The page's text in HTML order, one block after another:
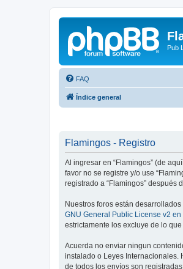
Pub
FAQ
Índice general
Flamingos - Registro
Al ingresar en “Flamingos” (de
favor no se registre y/o use
registrado a “Flamingos” después
Nuestros foros están desarrollados
GNU General Public License v2 en
estrictamente los excluye de lo
Acuerda no enviar ningun
instalado o Leyes Internacionales.
de todos los envíos son